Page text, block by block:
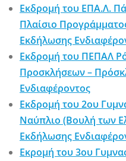
Εκδρομή του ΕΠΑ.Λ.
Πλαίσιο
Εκδήλωσης
Εκδρομή του ΠΕΠΑΛ
Προσκλήσεων –
Ενδιαφέροντος
Εκδρομή του 2ου
Ναύπλιο (Βουλή των
Εκδήλωσης
Εκρομή του 3ου